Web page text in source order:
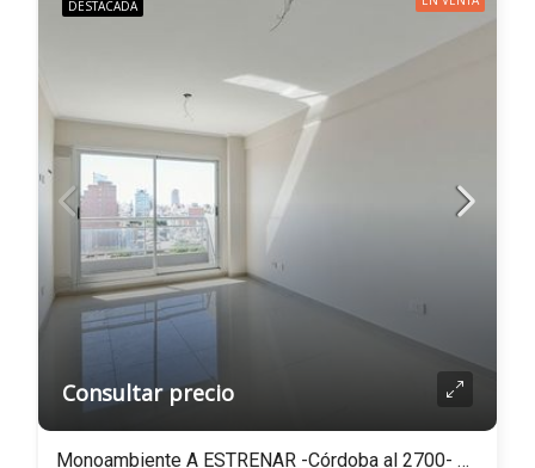
DESTACADA
Consultar precio
Monoambiente A ESTRENAR -Córdoba al 2700- Barrio Lourdes, Macro centro, Rosario.